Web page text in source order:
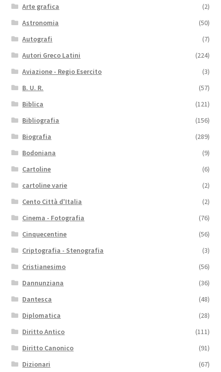
Arte grafica
(2)
Astronomia
(50)
Autografi
(7)
Autori Greco Latini
(224)
Aviazione - Regio Esercito
(3)
B. U. R.
(57)
Biblica
(121)
Bibliografia
(156)
Biografia
(289)
Bodoniana
(9)
Cartoline
(6)
cartoline varie
(2)
Cento Città d'Italia
(2)
Cinema - Fotografia
(76)
Cinquecentine
(56)
Criptografia - Stenografia
(3)
Cristianesimo
(56)
Dannunziana
(36)
Dantesca
(48)
Diplomatica
(28)
Diritto Antico
(111)
Diritto Canonico
(91)
Dizionari
(67)